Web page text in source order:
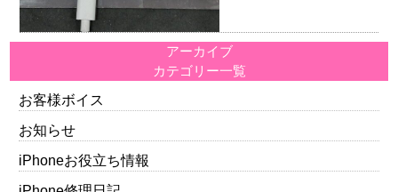
アーカイブ
カテゴリー一覧
お客様ボイス
お知らせ
iPhoneお役立ち情報